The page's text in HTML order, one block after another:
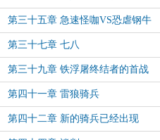
第三十五章 急速怪咖VS恐虐钢牛
第三十七章 七八
第三十九章 铁浮屠终结者的首战
（下）
第四十一章 雷狼骑兵
第四十二章 新的骑兵已经出现